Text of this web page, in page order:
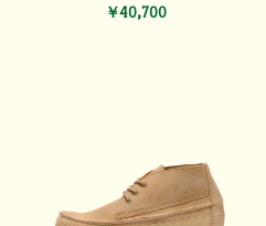
￥40,700